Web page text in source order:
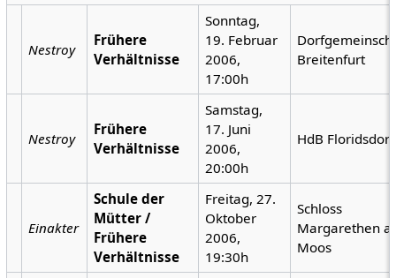
Nestroy
Frühere
Verhältnisse
Sonntag,
19. Februar
2006,
17:00h
Breitenfurt
Nestroy
Frühere
Verhältnisse
Samstag,
17. Juni
2006,
20:00h
HdB Floridsdorf
Einakter
Schule der
Mütter /
Frühere
Verhältnisse
Freitag, 27.
Oktober
2006,
19:30h
Schloss
Margarethen
Moos